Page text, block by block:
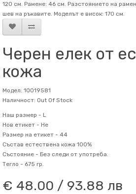
120 см. Рамене: 46 см. Разстоянието на
шев на ръкавите. Mоделът е висок: 170 см.
Черен елек от
кожа
Модел: 10019581
Наличност: Out Of Stock
Наш размер - L
Нов етикет - Не
Размер на етикет - 44
Състав естествена кожа 100%
Състояние - Без следи от употреба.
Тегло - 675 гр.
€ 48.00 / 93.88 лв